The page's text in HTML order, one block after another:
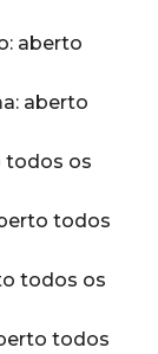
aberto
aberto
todos os
todos
todos os
todos